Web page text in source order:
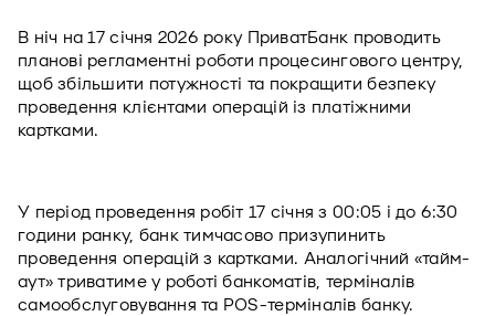
В ніч на 17 січня 2026 року ПриватБанк проводить
планові регламентні роботи процесингового центру,
щоб збільшити потужності та покращити безпеку
проведення клієнтами операцій із платіжними
картками.
У період проведення робіт 17 січня з 00:05 і до 6:30
години ранку, банк тимчасово призупинить
проведення операцій з картками. Аналогічний «тайм-
аут» триватиме у роботі банкоматів, терміналів
самообслуговування та POS-терміналів банку.